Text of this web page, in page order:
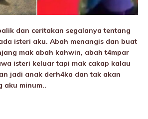
dan ceritakan segalanya tentang
isteri aku. Abah menangis dan buat
mak abah kahwin, abah t4mpar
isteri keluar tapi mak cakap kalau
jadi anak derh4ka dan tak akan
aku minum..